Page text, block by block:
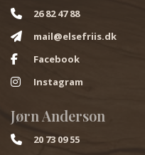
26 82 47 88
mail@elsefriis.dk
Facebook
Instagram
Jørn Anderson
20 73 09 55